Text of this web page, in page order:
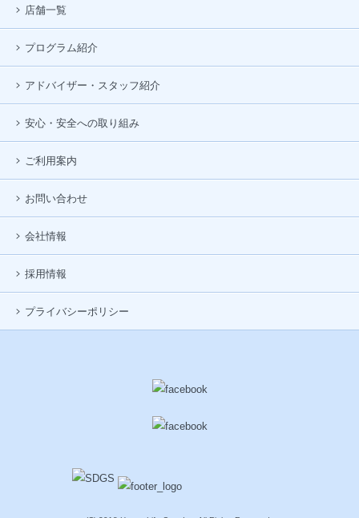
店舗一覧
プログラム紹介
アドバイザー・スタッフ紹介
安心・安全への取り組み
ご利用案内
お問い合わせ
会社情報
採用情報
プライバシーポリシー